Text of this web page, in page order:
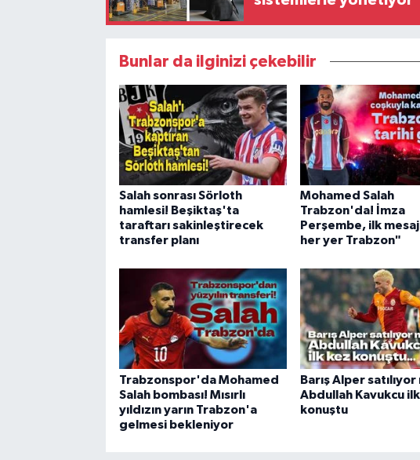
Bunlar da ilginizi çekebilir
Salah sonrası Sörloth
hamlesi! Beşiktaş'ta
taraftarı sakinleştirecek
transfer planı
Mohamed Salah
Trabzon'da! İmza
Perşembe, ilk
her yer Trabzon"
Trabzonspor'da Mohamed
Salah bombası! Mısırlı
yıldızın yarın Trabzon'a
gelmesi bekleniyor
Barış Alper satılıyor
Abdullah Kavukcu
konuştu